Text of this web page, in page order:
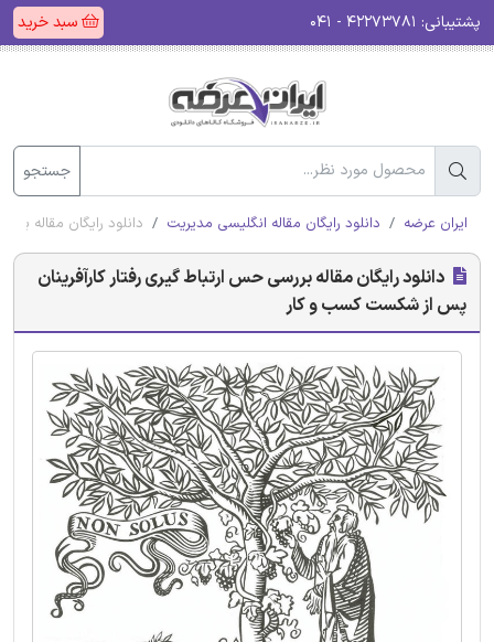
پشتیبانی: سبد خرید
جستجو
ایران عرضه دانلود رایگان مقاله انگلیسی مدیریت دانلود رایگان مقاله
دانلود رایگان مقاله بررسی حس ارتباط گیری رفتار کارآفرینان
پس از شکست کسب و کار